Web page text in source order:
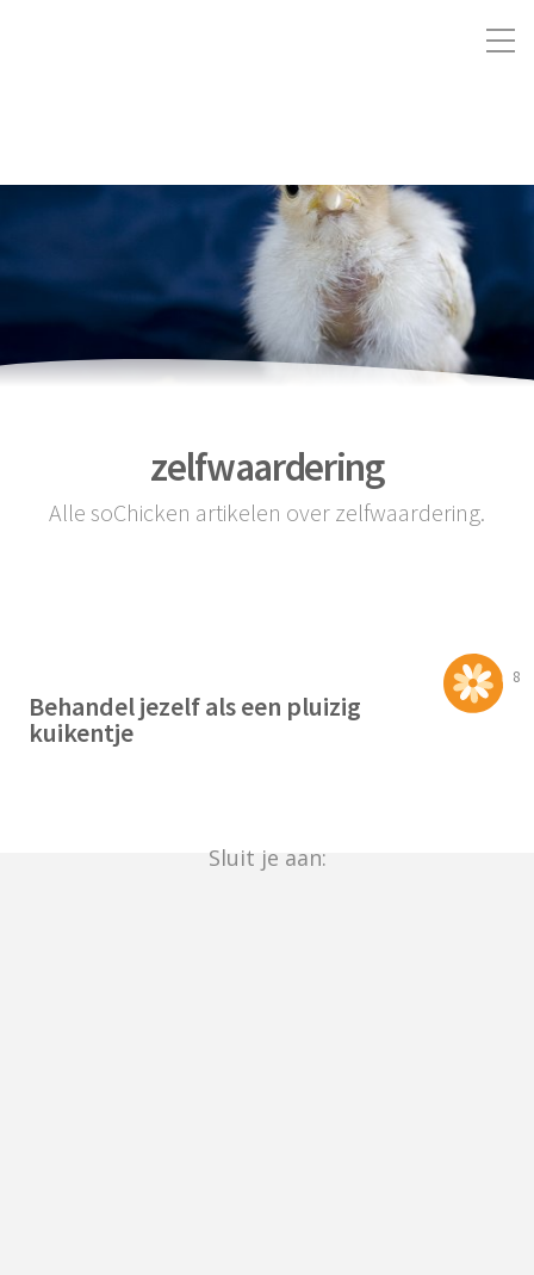
zelfwaardering
Alle soChicken artikelen over zelfwaardering.
8
Behandel jezelf als een pluizig
kuikentje
Sluit je aan: